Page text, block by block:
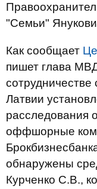
"Семьи"
Как сообщает
пишет глава
сотрудничестве
Латвии
расследования
оффшорные
обнаружены
Курченко С.В.,